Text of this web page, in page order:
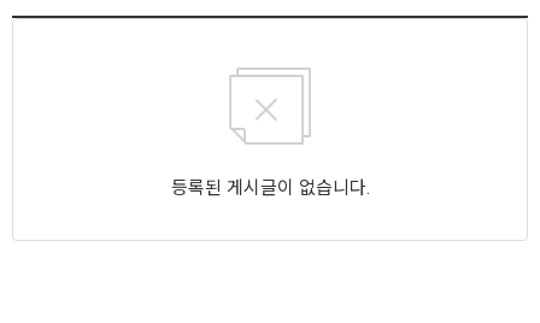
등록된 게시글이 없습니다.